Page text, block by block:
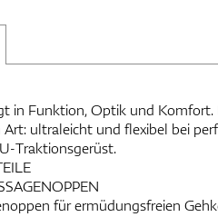
in Funktion, Optik und
seine
Traktionsgerüst.
für ermüdungsfreien